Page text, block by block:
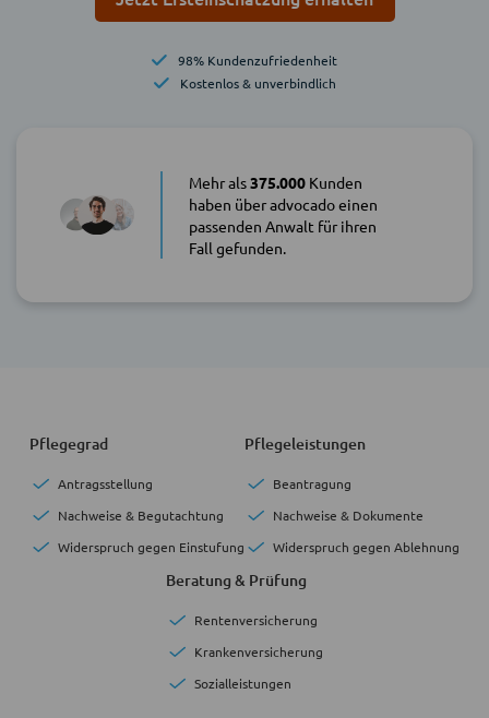
98% Kundenzufriedenheit
Kostenlos & unverbindlich
Mehr als375.000Kunden
haben über advocado einen
passenden Anwalt für ihren
Fall gefunden.
Pflegegrad
Antragsstellung
Nachweise & Begutachtung
Widerspruch gegen Einstufung
Pflegeleistungen
Beantragung
Nachweise & Dokumente
Widerspruch gegen Ablehnung
Beratung & Prüfung
Rentenversicherung
Krankenversicherung
Sozialleistungen